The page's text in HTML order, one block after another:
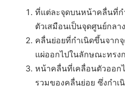
ที่แต่ละจุดบนหน้าคลื่นที่ก
ตัวเสมือนเป็นจุดศูนย์กลา
คลื่นย่อยที่กำเนิดขึ้นจาก
แผ่ออกไปในลักษณะทรง
หน้าคลื่นที่เคลื่อนตัวออก
รวมของคลื่นย่อย ซึ่งกำ